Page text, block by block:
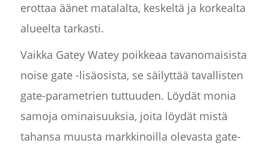
erottaa äänet matalalta, keskeltä ja korkealta
alueelta tarkasti.
Vaikka Gatey Watey poikkeaa tavanomaisista
noise gate -lisäosista, se säilyttää tavallisten
gate-parametrien tuttuuden. Löydät monia
samoja ominaisuuksia, joita löydät mistä
tahansa muusta markkinoilla olevasta gate-